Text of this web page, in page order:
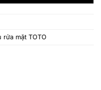
rửa mặt TOTO